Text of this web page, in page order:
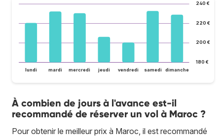
180 €
200 €
220 €
240 €
lundi mardi mercredi jeudi vendredi samedi dimanche
À combien de jours à l'avance est-il
recommandé de réserver un vol à Maroc ?
Pour obtenir le meilleur prix à Maroc, il est recommandé